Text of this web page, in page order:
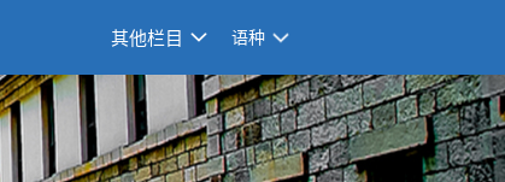
其他栏目 语种